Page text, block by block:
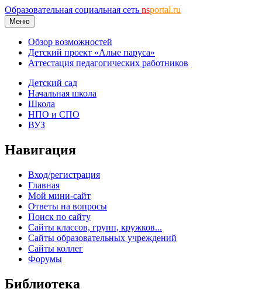
Образовательная социальная сеть nsportal.ru
Меню
Обзор возможностей
Детский проект «Алые паруса»
Аттестация педагогических работников
Детский сад
Начальная школа
Школа
НПО и СПО
ВУЗ
Навигация
Вход/регистрация
Главная
Мой мини-сайт
Ответы на вопросы
Поиск по сайту
Сайты классов, групп, кружков...
Сайты образовательных учреждений
Сайты коллег
Форумы
Библиотека